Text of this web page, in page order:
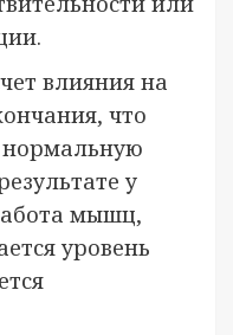
влияния на
что
нормальную
у
мышц,
уровень